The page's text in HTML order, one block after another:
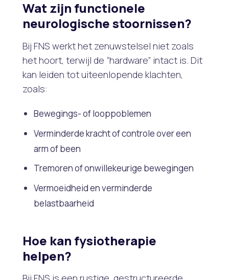
Wat zijn functionele
neurologische stoornissen?
Bij FNS werkt het zenuwstelsel niet zoals
het hoort, terwijl de “hardware” intact is. Dit
kan leiden tot uiteenlopende klachten,
zoals:
Bewegings- of looppoblemen
Verminderde kracht of controle over een
arm of been
Tremoren of onwillekeurige bewegingen
Vermoeidheid en verminderde
belastbaarheid
Hoe kan fysiotherapie
helpen?